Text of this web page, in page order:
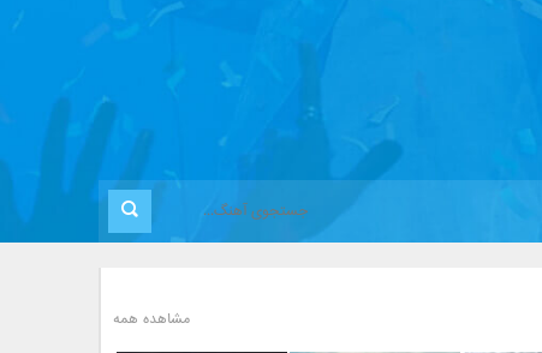
مشاهده همه